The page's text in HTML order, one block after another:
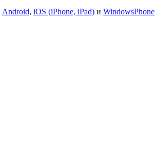
Android, iOS (iPhone, iPad) и WindowsPhone